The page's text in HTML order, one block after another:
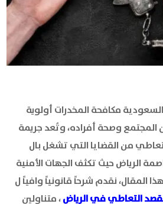
مكافحة المخدرات أولوية
وصحة أفراده، وتُعد جريمة
من القضايا التي تشغل بال
الرياض حيث تكثف الجهات الأمنية
المقال، نقدم شرحاً قانونياً وافياً ل
التعاطي في الرياض، متناولين